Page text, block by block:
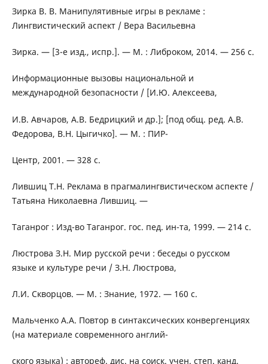
Зирка В. В. Манипулятивные игры в рекламе :
Лингвистический аспект / Вера Васильевна
Зирка. — [3-е изд., испр.]. — М. : Либроком, 2014. — 256 с.
Информационные вызовы национальной и
международной безопасности / [И.Ю. Алексеева,
И.В. Авчаров, А.В. Бедрицкий и др.]; [под общ. ред. А.В.
Федорова, В.Н. Цыгичко]. — М. : ПИР-
Центр, 2001. — 328 с.
Лившиц Т.Н. Реклама в прагмалингвистическом аспекте /
Татьяна Николаевна Лившиц. —
Таганрог : Изд-во Таганрог. гос. пед. ин-та, 1999. — 214 с.
Люстрова З.Н. Мир русской речи : беседы о русском
языке и культуре речи / З.Н. Люстрова,
Л.И. Скворцов. — М. : Знание, 1972. — 160 с.
Мальченко А.А. Повтор в синтаксических конвергенциях
(на материале современного англий-
ского языка) : автореф. дис. на соиск. учен. степ. канд.